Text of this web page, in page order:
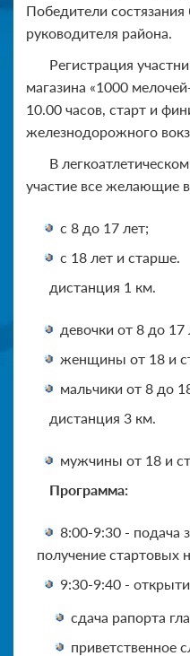
Победители
руководителя района.
Регистрация
магазина «1000
10.00 часов, старт и
железнодорожного
В
участие все желающие в
с 8 до 17 лет;
с 18 лет и старше.
дистанция 1 км.
девочки от 8 до 17
женщины от 18 и
мальчики от 8 до
дистанция 3 км.
мужчины от 18 и
Программа:
8:00-9:30 - подача
получение стартовых
9:30-9:40 -
сдача рапорта
приветственное